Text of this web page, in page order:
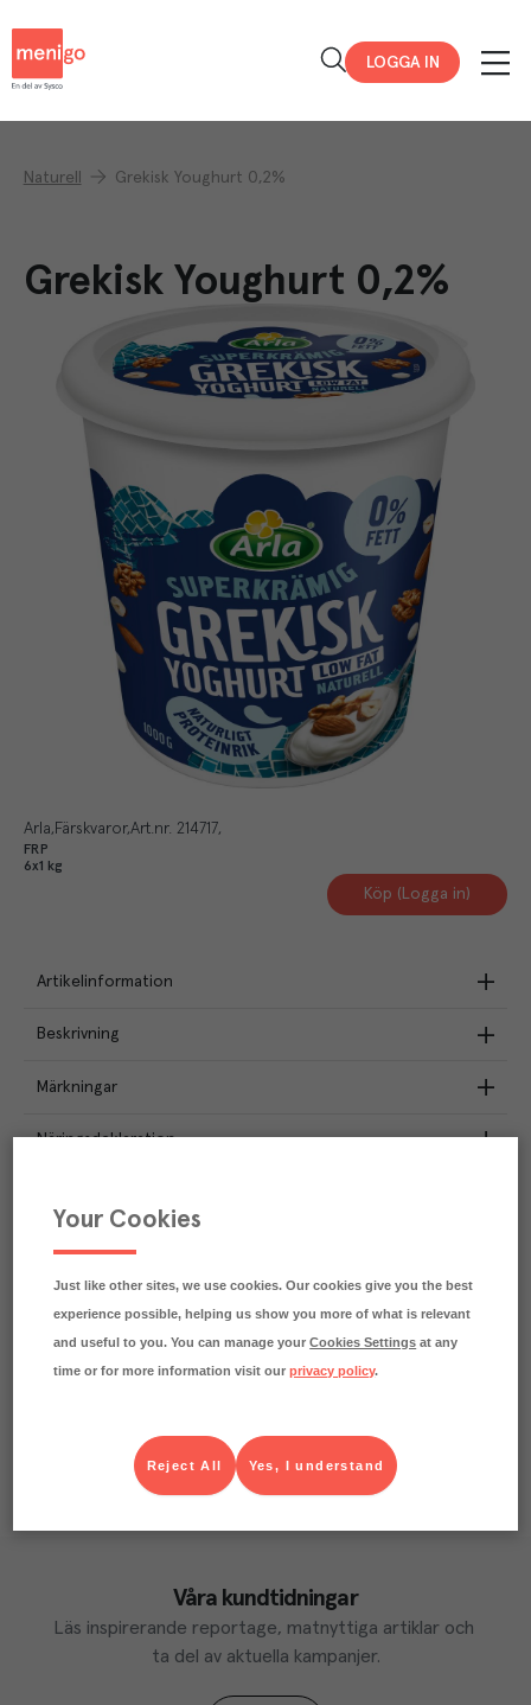
LOGGA IN
Naturell Grekisk Youghurt 0,2%
Grekisk Youghurt 0,2%
Arla Färskvaror Art.nr. 214717
FRP
6x1 kg
Köp (Logga in)
Artikelinformation
Beskrivning
Märkningar
Näringsdeklaration
CO₂e/kg
Varje kilo av varan påverkar klimatet motsvarande
Läs mer om hur vi beräknar klimatavtryck
Våra kundtidningar
Läs inspirerande reportage, matnyttiga artiklar och
ta del av aktuella kampanjer.
Your Cookies
Just like other sites, we use cookies. Our cookies give you the best
experience possible, helping us show you more of what is relevant
and useful to you. You can manage yourCookies Settings at any
time or for more information visit ourprivacy policy.
Yes, I understand
Reject All